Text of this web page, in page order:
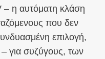
η αυτόματη κλάση
που δεν
επιλογή,
για συζύγους, των